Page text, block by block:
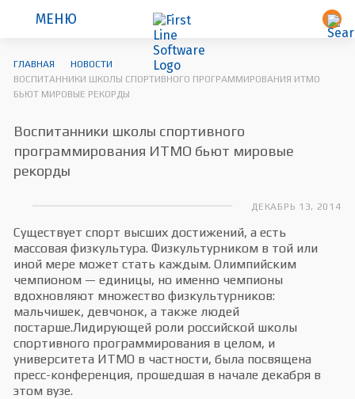
МЕНЮ
ГЛАВНАЯ
НОВОСТИ
ВОСПИТАННИКИ ШКОЛЫ СПОРТИВНОГО ПРОГРАММИРОВАНИЯ ИТМО
БЬЮТ МИРОВЫЕ РЕКОРДЫ
Воспитанники школы спортивного
программирования ИТМО бьют мировые
рекорды
ДЕКАБРЬ 13, 2014
Существует спорт высших достижений, а есть
массовая физкультура. Физкультурником в той или
иной мере может стать каждым. Олимпийским
чемпионом — единицы, но именно чемпионы
вдохновляют множество физкультурников:
мальчишек, девчонок, а также людей
постарше.Лидирующей роли российской школы
спортивного программирования в целом, и
университета ИТМО в частности, была посвящена
пресс-конференция, прошедшая в начале декабря в
этом вузе.